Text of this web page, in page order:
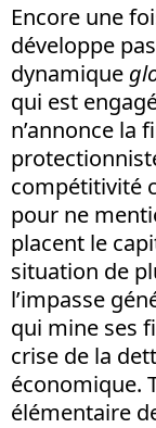
Encore une
développe
dynamique
qui est
n’annonce la
compétitivité
pour ne
placent le
situation de
l’impasse
qui mine ses
crise de la
économique.
élémentaire